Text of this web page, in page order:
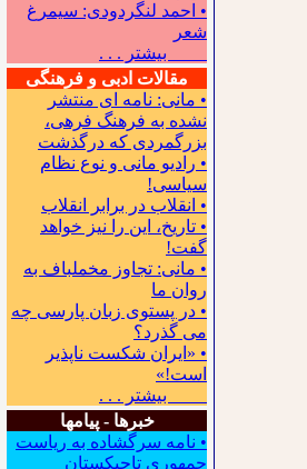
• احمد لنگردودی: سیمرغ
شعر
بیشتر . . .
مقالات ادبی و فرهنگی
• مانی: نامه ای منتشر
نشده به فرهنگ فرهی،
بزرگمردی که درگذشت
• رادیو مانی و نوع نظام
سیاسی!
• انقلاب در برابر انقلاب
• تاریخ، این را نیز خواهد
گفت!
• مانی: تجاوز مخملباف به
روان ما
• در پستوی زبان پارسی چه
می گذرد؟
• «ایران شکست ناپذیر
است!»
بیشتر . . .
خبرها - پیامها
• نامه سرگشاده به ریاست
جمهوری تاجیکستان